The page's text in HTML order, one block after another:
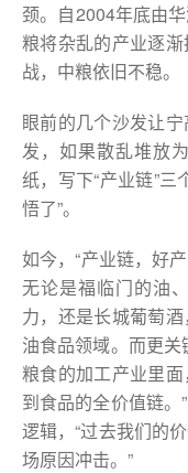
颈。自2004年底由
粮将杂乱的产业逐
战，中粮依旧不稳。
眼前的几个沙发让
发，如果散乱堆放
纸，写下“产业链”
悟了”。
如今，“产业链，好
无论是福临门的油
力，还是长城葡萄
油食品领域。而更
粮食的加工产业里
到食品的全价值链
逻辑，“过去我们的
场原因冲击。”